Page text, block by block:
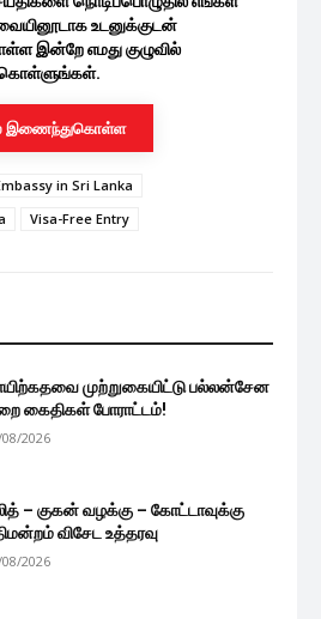
உடனுக்குடன்
இன்றே எமது குழுவில்
இணைந்துகொள்ள
in Sri Lanka
Visa-Free Entry
முற்றுகையிட்டு பல்லன்சேன
கைதிகள் போராட்டம்!
2026
– குகன் வழக்கு – கோட்டாவுக்கு
விசேட உத்தரவு
2026